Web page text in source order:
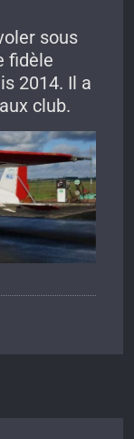
sous
fidèle
2014. Il a
club.